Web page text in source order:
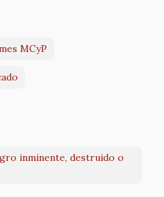
MCyP
inminente, destruido o